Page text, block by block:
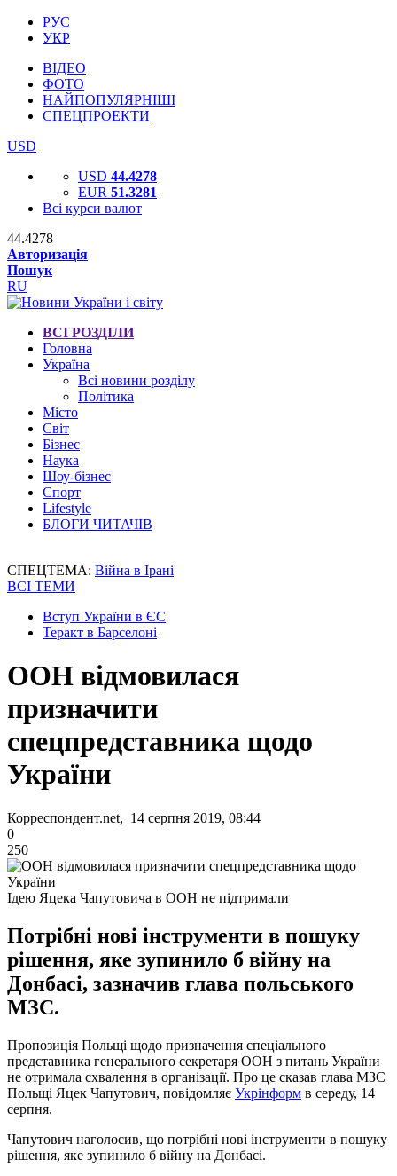
РУС
УКР
ВІДЕО
ФОТО
НАЙПОПУЛЯРНІШІ
СПЕЦПРОЕКТИ
USD
USD 44.4278
EUR 51.3281
Всі курси валют
44.4278
Авторизація
Пошук
RU
ВСІ РОЗДІЛИ
Головна
Україна
Всі новини розділу
Політика
Місто
Світ
Бізнес
Наука
Шоу-бізнес
Спорт
Lifestyle
БЛОГИ ЧИТАЧІВ
СПЕЦТЕМА: Війна в Ірані
ВСІ ТЕМИ
Вступ України в ЄС
Теракт в Барселоні
ООН відмовилася
призначити
спецпредставника щодо
України
Корреспондент.net, 14 серпня 2019, 08:44
0
250
Ідею Яцека Чапутовича в ООН не підтримали
Потрібні нові інструменти в пошуку
рішення, яке зупинило б війну на
Донбасі, зазначив глава польського
МЗС.
Пропозиція Польщі щодо призначення спеціального
представника генерального секретаря ООН з питань України
не отримала схвалення в організації. Про це сказав глава МЗС
Польщі Яцек Чапутович, повідомляє Укрінформ в середу, 14
серпня.
Чапутович наголосив, що потрібні нові інструменти в пошуку
рішення, яке зупинило б війну на Донбасі.